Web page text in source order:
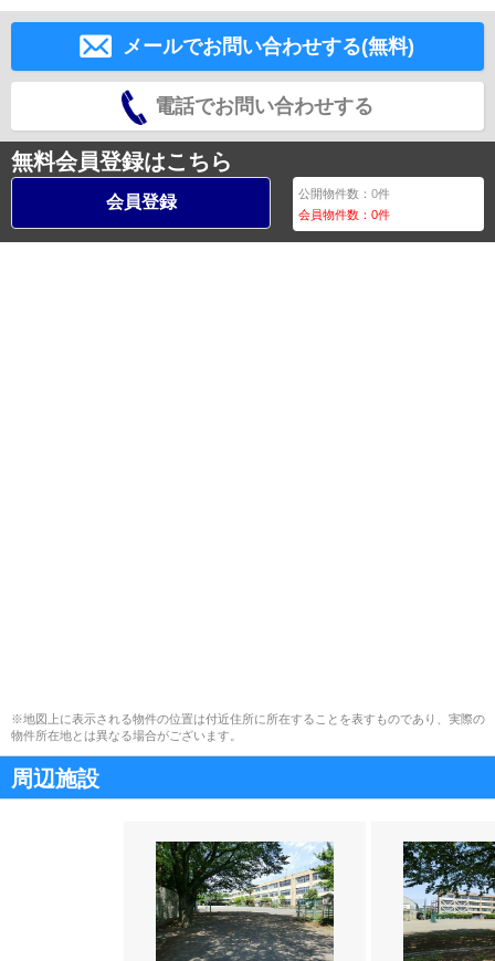
メールでお問い合わせする(無料)
電話でお問い合わせする
無料会員登録はこちら
会員登録 公開物件数：0件
会員物件数：0件
※地図上に表示される物件の位置は付近住所に所在することを表すものであり、実際の
物件所在地とは異なる場合がございます。
周辺施設